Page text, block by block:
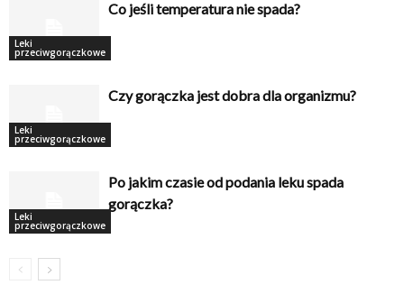
Leki
przeciwgorączkowe
Co jeśli temperatura nie spada?
Leki
przeciwgorączkowe
Czy gorączka jest dobra dla organizmu?
Leki
przeciwgorączkowe
Po jakim czasie od podania leku spada
gorączka?